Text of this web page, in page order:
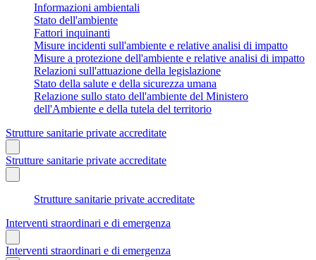
Informazioni ambientali
Stato dell'ambiente
Fattori inquinanti
Misure incidenti sull'ambiente e relative analisi di impatto
Misure a protezione dell'ambiente e relative analisi di impatto
Relazioni sull'attuazione della legislazione
Stato della salute e della sicurezza umana
Relazione sullo stato dell'ambiente del Ministero
dell'Ambiente e della tutela del territorio
Strutture sanitarie private accreditate
Strutture sanitarie private accreditate
Strutture sanitarie private accreditate
Interventi straordinari e di emergenza
Interventi straordinari e di emergenza